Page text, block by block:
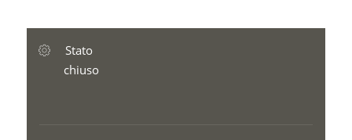
Stato
chiuso